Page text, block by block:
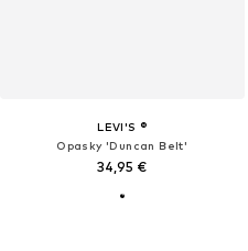
LEVI'S ®
Opasky 'Duncan Belt'
34,95 €